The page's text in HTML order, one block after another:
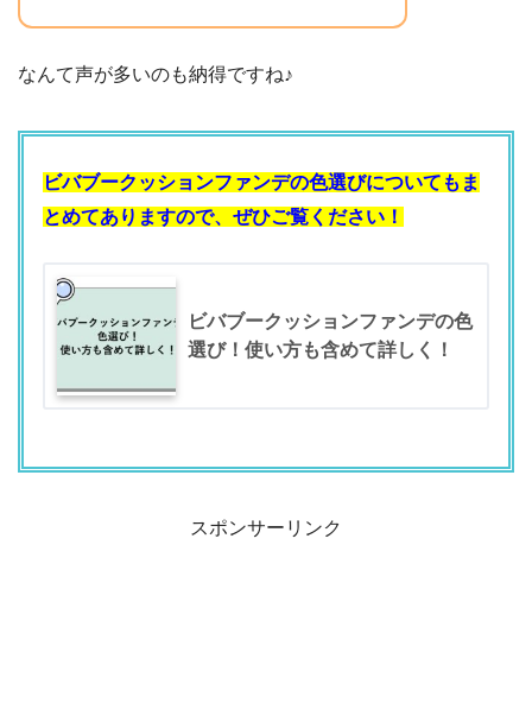
なんて声が多いのも納得ですね♪
ビバブークッションファンデの色選びについてもま
とめてありますので、ぜひご覧ください！
ビバブークッションファンデの色
選び！使い方も含めて詳しく！
スポンサーリンク